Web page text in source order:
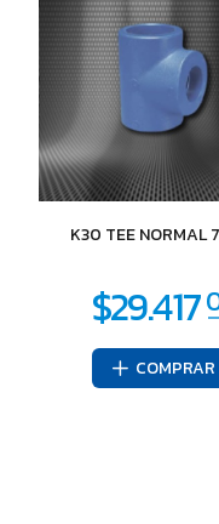
K30 TEE NORMAL
COMPRAR